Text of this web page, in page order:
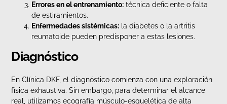
Errores en el entrenamiento: técnica deficiente o falta
de estiramientos.
Enfermedades sistémicas: la diabetes o la artritis
reumatoide pueden predisponer a estas lesiones.
Diagnóstico
En Clínica DKF, el diagnóstico comienza con una exploración
física exhaustiva. Sin embargo, para determinar el alcance
real, utilizamos ecografía músculo-esquelética de alta